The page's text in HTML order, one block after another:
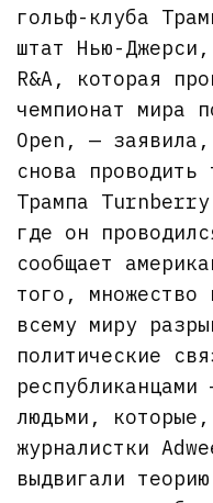
гольф-клуба
штат Нью-Джерси,
R&A, которая
чемпионат
Open, —
снова проводить
Трампа
где он
сообщает
того, множество
всему миру
политические
людьми,
журналистки
выдвигали